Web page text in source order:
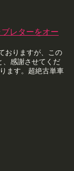
レターをオー
おりますが、この
、感謝させてくだ
ます。超絶古単車